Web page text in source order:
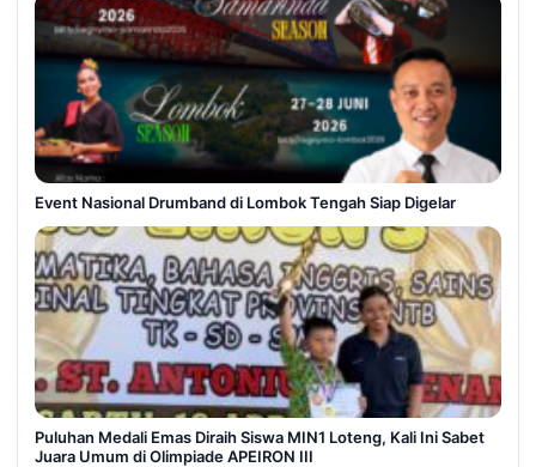
Event Nasional Drumband di Lombok Tengah Siap Digelar
Puluhan Medali Emas Diraih Siswa MIN1 Loteng, Kali Ini Sabet
Juara Umum di Olimpiade APEIRON III